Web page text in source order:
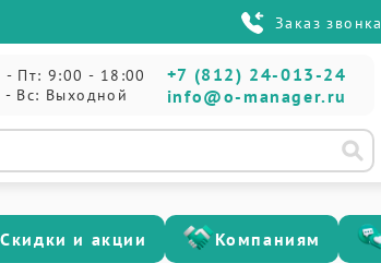
Заказ звонка
- Пт: 9:00 - 18:00
- Вс: Выходной
+7 (812) 24-013-24
info@o-manager.ru
Скидки и акции Компаниям